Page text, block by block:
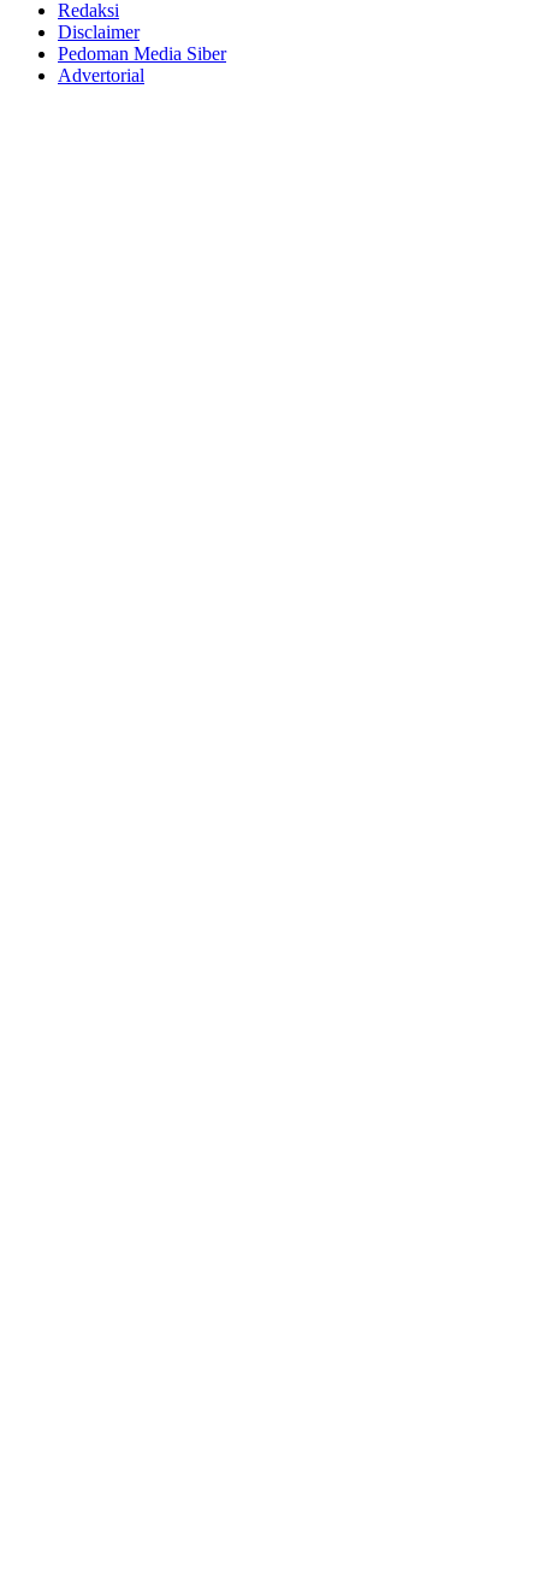
Redaksi
Disclaimer
Pedoman Media Siber
Advertorial